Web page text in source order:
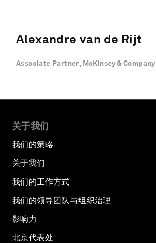
Alexandre van de Rijt
Associate Partner, McKinsey & Company
关于我们
我们的策略
关于我们
我们的工作方式
我们的领导团队与组织治理
影响力
北京代表处